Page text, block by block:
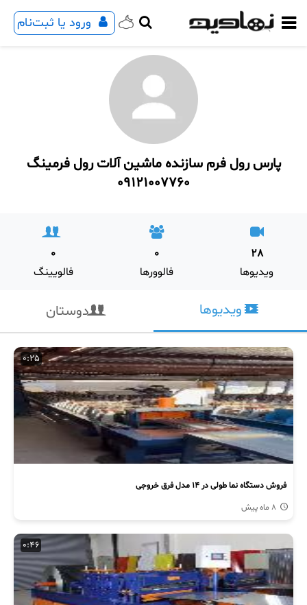
ورود یا ثبت‌نام
پارس رول فرم سازنده ماشین آلات رول فرمینگ
09121007760
28
ویدیوها
0
فالوورها
0
فالویینگ
ویدیوها دوستان
0:25
فروش دستگاه نما طولی در 14 مدل فرق خروجی
0:46